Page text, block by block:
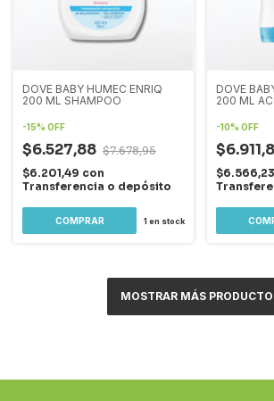
DOVE BABY HUMEC ENRIQ
200 ML SHAMPOO
-15% OFF
$6.527,88 $7.678,95
$6.201,49 con
Transferencia o depósito
1 en stock
DOVE
200 ML
-10% OFF
$6.566,23
MOSTRAR MÁS